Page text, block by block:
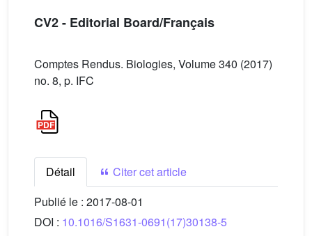
CV2 - Editorial Board/Français
Comptes Rendus. Biologies, Volume 340 (2017)
no. 8, p. IFC
Détail
Citer cet article
Publié le : 2017-08-01
DOI : 10.1016/S1631-0691(17)30138-5